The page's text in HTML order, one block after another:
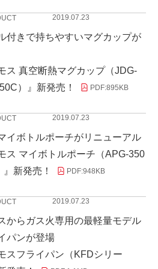
2019.07.23
付きで持ちやすいマグカップが
ス 真空断熱マグカップ（JDG-
）』新発売！
PDF:895KB
2019.07.23
イボトルポーチがリニューアル
ス マイボトルポーチ（APG-350
』新発売！
PDF:948KB
2019.07.23
からガス火専用の最軽量モデル
パンが登場
スフライパン（KFDシリー